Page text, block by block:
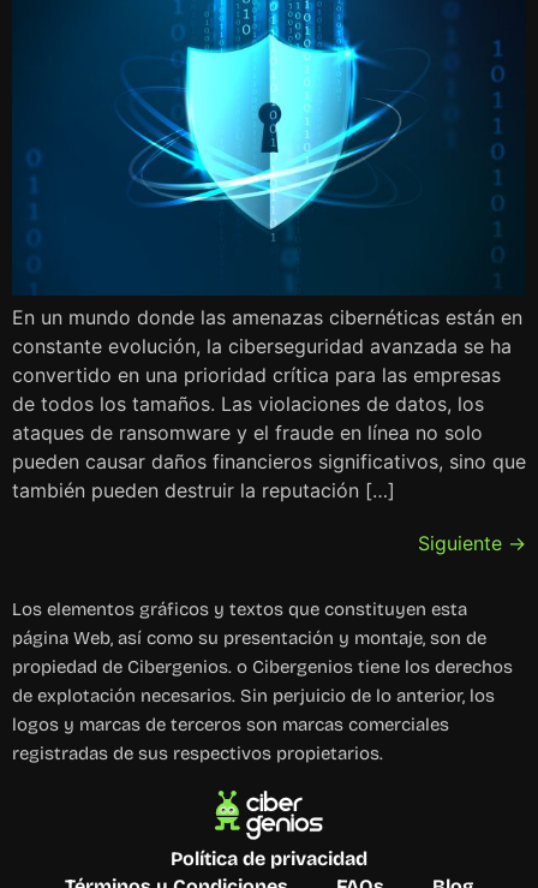
En un mundo donde las amenazas cibernéticas están en
constante evolución, la ciberseguridad avanzada se ha
convertido en una prioridad crítica para las empresas
de todos los tamaños. Las violaciones de datos, los
ataques de ransomware y el fraude en línea no solo
pueden causar daños financieros significativos, sino que
también pueden destruir la reputación […]
Siguiente →
Los elementos gráficos y textos que constituyen esta
página Web, así como su presentación y montaje, son de
propiedad de Cibergenios. o Cibergenios tiene los derechos
de explotación necesarios. Sin perjuicio de lo anterior, los
logos y marcas de terceros son marcas comerciales
registradas de sus respectivos propietarios.
Política de privacidad